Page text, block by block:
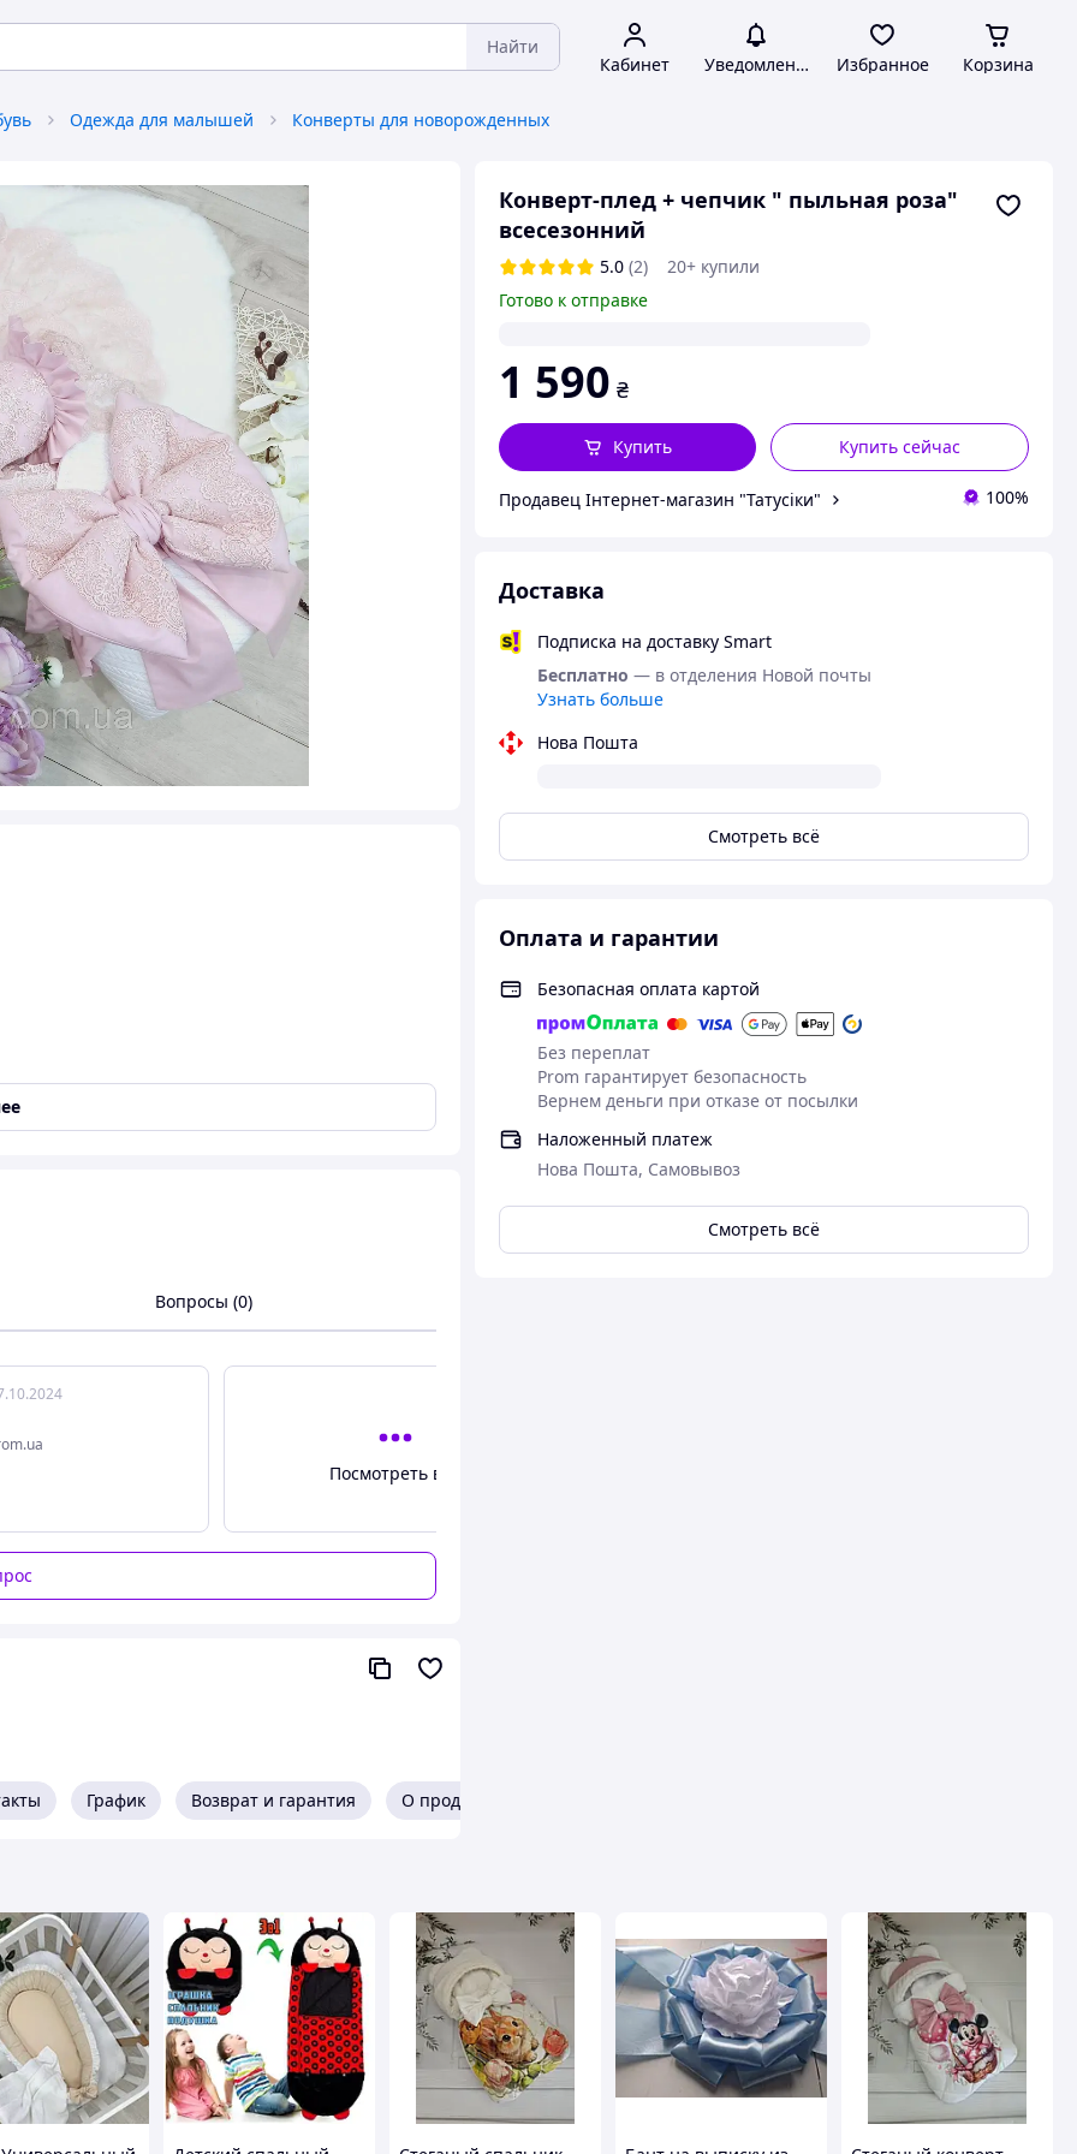
Найти
Кабинет Уведомления Избранное Корзина
Одежда для малышей Конверты для новорожденных
Конверт-плед + чепчик " пыльная роза"
всесезонний
5.0 (2)
20+ купили
Готово к отправке
1 590 ₴
Купить сейчас
Купить
Продавец Інтернет-магазин "Татусіки" 100%
Доставка
Подписка на доставку Smart
Бесплатно — в отделения Новой почты
Узнать больше
Нова Пошта
Смотреть всё
Оплата и гарантии
Безопасная оплата картой
Без переплат
Prom гарантирует безопасность
Вернем деньги при отказе от посылки
Наложенный платеж
Нова Пошта, Самовывоз
Смотреть всё
Вопросы (0)
Посмотреть все
График Возврат и гарантия О продавце